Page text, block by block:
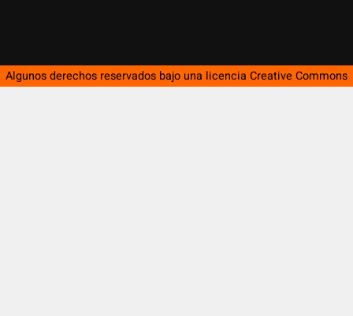
Algunos derechos reservados bajo una licencia Creative Commons